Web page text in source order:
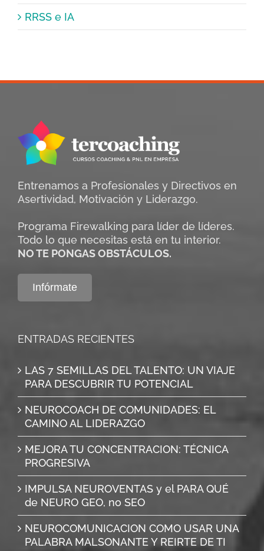
RRSS e IA
Entrenamos a Profesionales y Directivos en
Asertividad, Motivación y Liderazgo.
Programa Firewalking para líder de líderes.
Todo lo que necesitas está en tu interior.
NO TE PONGAS OBSTÁCULOS.
Infórmate
ENTRADAS RECIENTES
LAS 7 SEMILLAS DEL TALENTO: UN VIAJE
PARA DESCUBRIR TU POTENCIAL
NEUROCOACH DE COMUNIDADES: EL
CAMINO AL LIDERAZGO
MEJORA TU CONCENTRACION: TÉCNICA
PROGRESIVA
IMPULSA NEUROVENTAS y el PARA QUÉ
de NEURO GEO, no SEO
NEUROCOMUNICACION COMO USAR UNA
PALABRA MALSONANTE Y REIRTE DE TI